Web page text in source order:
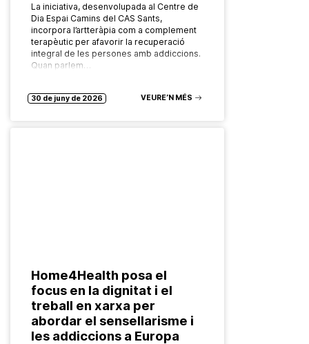
La iniciativa, desenvolupada al Centre de
Dia Espai Camins del CAS Sants,
incorpora l’artteràpia com a complement
terapèutic per afavorir la recuperació
integral de les persones amb addiccions.
Quan parlem…
30 de juny de 2026 VEURE’N MÉS
Home4Health posa el
focus en la dignitat i el
treball en xarxa per
abordar el sensellarisme i
les addiccions a Europa